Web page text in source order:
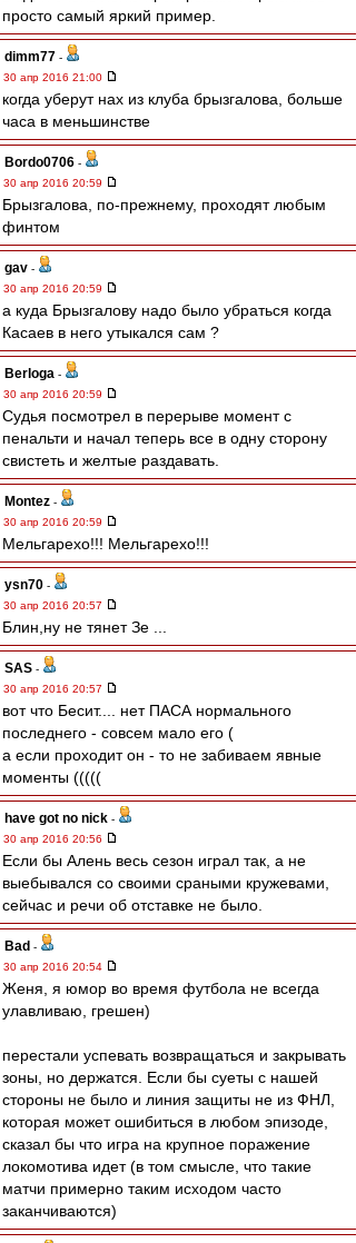
просто самый яркий пример.
dimm77 -
30 апр 2016 21:00
когда уберут нах из клуба брызгалова, больше
часа в меньшинстве
Bordo0706 -
30 апр 2016 20:59
Брызгалова, по-прежнему, проходят любым
финтом
gav -
30 апр 2016 20:59
а куда Брызгалову надо было убраться когда
Касаев в него утыкался сам ?
Berloga -
30 апр 2016 20:59
Судья посмотрел в перерыве момент с
пенальти и начал теперь все в одну сторону
свистеть и желтые раздавать.
Montez -
30 апр 2016 20:59
Мельгарехо!!! Мельгарехо!!!
ysn70 -
30 апр 2016 20:57
Блин,ну не тянет Зе ...
SAS -
30 апр 2016 20:57
вот что Бесит.... нет ПАСА нормального
последнего - совсем мало его (
а если проходит он - то не забиваем явные
моменты (((((
have got no nick -
30 апр 2016 20:56
Если бы Алень весь сезон играл так, а не
выебывался со своими сраными кружевами,
сейчас и речи об отставке не было.
Bad -
30 апр 2016 20:54
Женя, я юмор во время футбола не всегда
улавливаю, грешен)
перестали успевать возвращаться и закрывать
зоны, но держатся. Если бы суеты с нашей
стороны не было и линия защиты не из ФНЛ,
которая может ошибиться в любом эпизоде,
сказал бы что игра на крупное поражение
локомотива идет (в том смысле, что такие
матчи примерно таким исходом часто
заканчиваются)